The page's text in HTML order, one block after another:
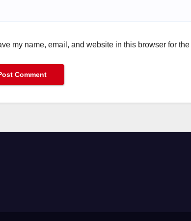
my name, email, and website in this browser for